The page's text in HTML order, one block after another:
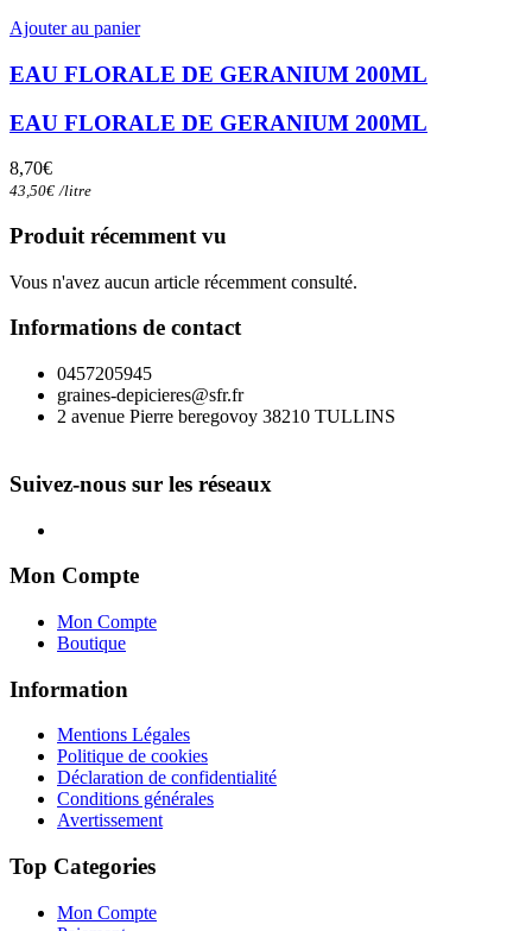
Ajouter au panier
EAU FLORALE DE GERANIUM 200ML
EAU FLORALE DE GERANIUM 200ML
8,70€
43,50€ /litre
Produit récemment vu
Vous n'avez aucun article récemment consulté.
Informations de contact
0457205945
graines-depicieres@sfr.fr
2 avenue Pierre beregovoy 38210 TULLINS
Suivez-nous sur les réseaux
Mon Compte
Mon Compte
Boutique
Information
Mentions Légales
Politique de cookies
Déclaration de confidentialité
Conditions générales
Avertissement
Top Categories
Mon Compte